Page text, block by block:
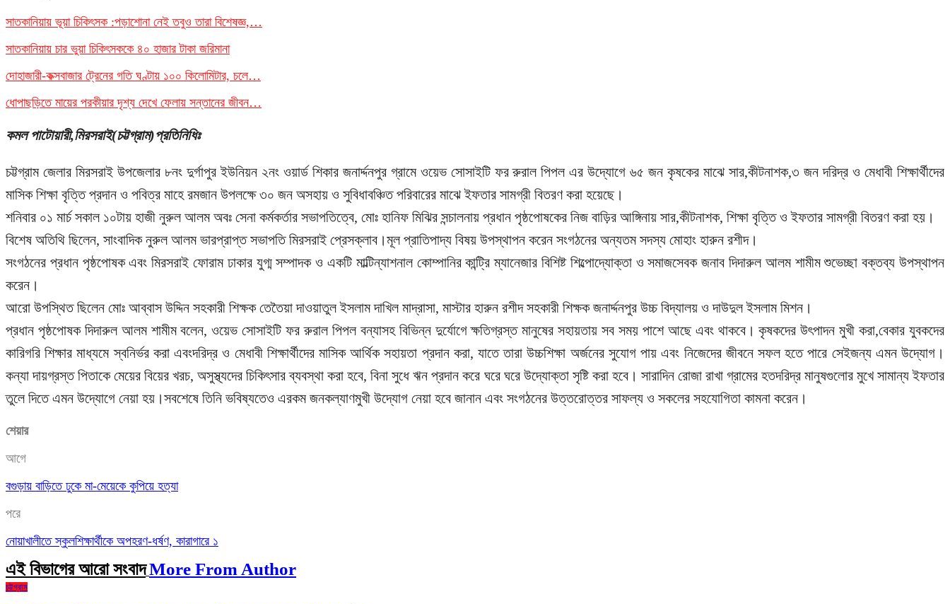
সাতকানিয়ায় ভূয়া চিকিৎসক :পড়াশোনা নেই তবুও তারা বিশেষজ্ঞ,…
সাতকানিয়ায় চার ভুয়া চিকিৎসককে ৪০ হাজার টাকা জরিমানা
দোহাজারী-কক্সবাজার ট্রেনের গতি ঘণ্টায় ১০০ কিলোমিটার, চলে…
ধোপাছড়িতে মায়ের পরকীয়ার দৃশ্য দেখে ফেলায় সন্তানের জীবন…
কমল পাটোয়ারী,মিরসরাই(চট্টগ্রাম)প্রতিনিধিঃ
চট্টগ্রাম জেলার মিরসরাই উপজেলার ৮নং দুর্গাপুর ইউনিয়ন ২নং ওয়ার্ড শিকার জনার্দ্দনপুর গ্রামে ওয়েভ সোসাইটি ফর রুরাল পিপল এর উদ্যোগে ৬৫ জন কৃষকের মাঝে সার,কীটনাশক,৩ জন দরিদ্র ও মেধাবী শিক্ষার্থীদের
মাসিক শিক্ষা বৃত্তি প্রদান ও পবিত্র মাহে রমজান উপলক্ষে ৩০ জন অসহায় ও সুবিধাবঞ্চিত পরিবারের মাঝে ইফতার সামগ্রী বিতরণ করা হয়েছে।
শনিবার ০১ মার্চ সকাল ১০টায় হাজী নুরুল আলম অবঃ সেনা কর্মকর্তার সভাপতিত্বে, মোঃ হানিফ মিঝির সন্চালনায় প্রধান পৃষ্ঠপোষকের নিজ বাড়ির আঙ্গিনায় সার,কীটনাশক, শিক্ষা বৃত্তি ও ইফতার সামগ্রী বিতরণ করা হয়।
বিশেষ অতিথি ছিলেন, সাংবাদিক নুরুল আলম ভারপ্রাপ্ত সভাপতি মিরসরাই প্রেসক্লাব।মূল প্রাতিপাদ্য বিষয় উপস্থাপন করেন সংগঠনের অন্যতম সদস্য মোহাং হারুন রশীদ।
সংগঠনের প্রধান পৃষ্ঠপোষক এবং মিরসরাই ফোরাম ঢাকার যুগ্ম সম্পাদক ও একটি মাল্টিন্যাশনাল কোম্পানির কান্ট্রি ম্যানেজার বিশিষ্ট শিল্পোদ্যোক্তা ও সমাজসেবক জনাব দিদারুল আলম শামীম শুভেচ্ছা বক্তব্য উপস্থাপন
করেন।
আরো উপস্থিত ছিলেন মোঃ আব্বাস উদ্দিন সহকারী শিক্ষক তেতৈয়া দাওয়াতুল ইসলাম দাখিল মাদ্রাসা, মাস্টার হারুন রশীদ সহকারী শিক্ষক জনার্দ্দনপুর উচ্চ বিদ্যালয় ও দাউদুল ইসলাম মিশন।
প্রধান পৃষ্ঠপোষক দিদারুল আলম শামীম বলেন, ওয়েভ সোসাইটি ফর রুরাল পিপল বন্যাসহ বিভিন্ন দুর্যোগে ক্ষতিগ্রস্ত মানুষের সহায়তায় সব সময় পাশে আছে এবং থাকবে। কৃষকদের উৎপাদন মুখী করা,বেকার যুবকদের
কারিগরি শিক্ষার মাধ্যমে স্বনির্ভর করা এবংদরিদ্র ও মেধাবী শিক্ষার্থীদের মাসিক আর্থিক সহায়তা প্রদান করা, যাতে তারা উচ্চশিক্ষা অর্জনের সুযোগ পায় এবং নিজেদের জীবনে সফল হতে পারে সেইজন্য এমন উদ্যোগ।
কন্যা দায়গ্রস্ত পিতাকে মেয়ের বিয়ের খরচ, অসুস্থ্যদের চিকিৎসার ব্যবস্থা করা হবে, বিনা সুধে ঋন প্রদান করে ঘরে ঘরে উদ্যোক্তা সৃষ্টি করা হবে। সারাদিন রোজা রাখা গ্রামের হতদরিদ্র মানুষগুলোর মুখে সামান্য ইফতার
তুলে দিতে এমন উদ্যোগে নেয়া হয়।সবশেষে তিনি ভবিষ্যতেও এরকম জনকল্যাণমুখী উদ্যোগ নেয়া হবে জানান এবং সংগঠনের উত্তরোত্তর সাফল্য ও সকলের সহযোগিতা কামনা করেন।
শেয়ার
আগে
বগুড়ায় বাড়িতে ঢুকে মা-মেয়েকে কুপিয়ে হত্যা
পরে
নোয়াখালীতে স্কুলশিক্ষার্থীকে অপহরণ-ধর্ষণ, কারাগারে ১
এই বিভাগের আরো সংবাদMore From Author
চট্টগ্রাম